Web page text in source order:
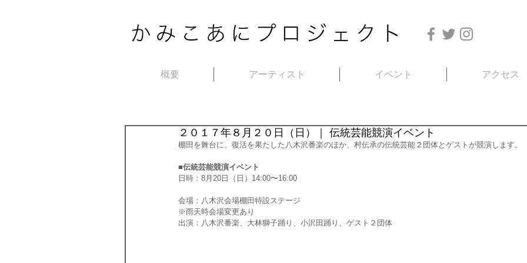
概要 アーティスト イベント アクセス
２０１７年８月２０日（日）｜ 伝統芸能競演イベント
棚田を舞台に、復活を果たした八木沢番楽のほか、村伝承の伝統芸能２団体とゲストが競演します。
■伝統芸能競演イベント
日時：8月20日（日）14:00〜16:00
会場：八木沢会場棚田特設ステージ
※雨天時会場変更あり
出演：八木沢番楽、大林獅子踊り、小沢田踊り、ゲスト２団体